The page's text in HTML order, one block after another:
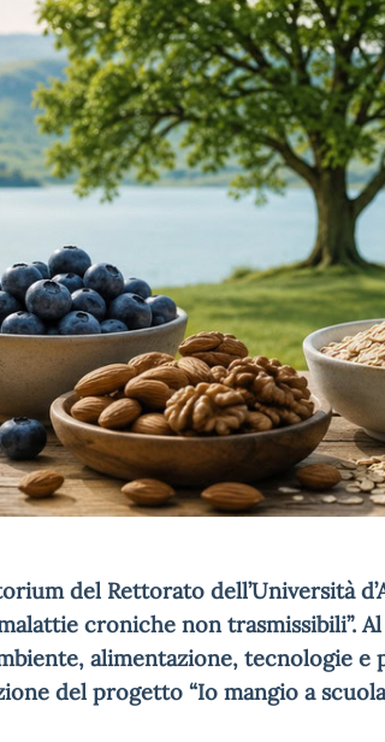
del Rettorato dell’Università
croniche non trasmissibili”.
alimentazione, tecnologie e
del progetto “Io mangio a